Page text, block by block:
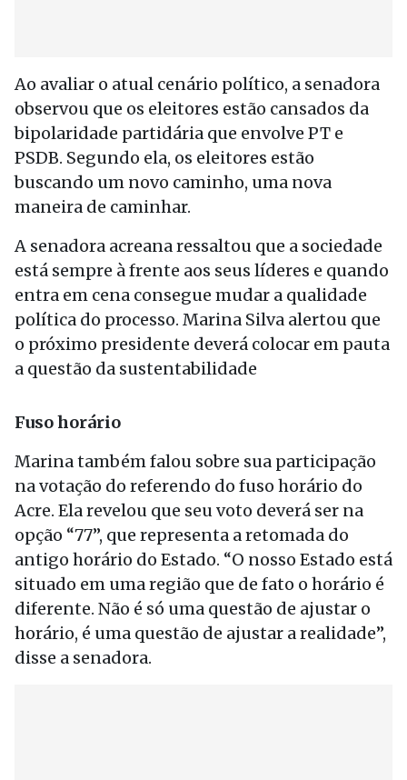
Ao avaliar o atual cenário político, a senadora
observou que os eleitores estão cansados da
bipolaridade partidária que envolve PT e
PSDB. Segundo ela, os eleitores estão
buscando um novo caminho, uma nova
maneira de caminhar.
A senadora acreana ressaltou que a sociedade
está sempre à frente aos seus líderes e quando
entra em cena consegue mudar a qualidade
política do processo. Marina Silva alertou que
o próximo presidente deverá colocar em pauta
a questão da sustentabilidade
Fuso horário
Marina também falou sobre sua participação
na votação do referendo do fuso horário do
Acre. Ela revelou que seu voto deverá ser na
opção “77”, que representa a retomada do
antigo horário do Estado. “O nosso Estado está
situado em uma região que de fato o horário é
diferente. Não é só uma questão de ajustar o
horário, é uma questão de ajustar a realidade”,
disse a senadora.